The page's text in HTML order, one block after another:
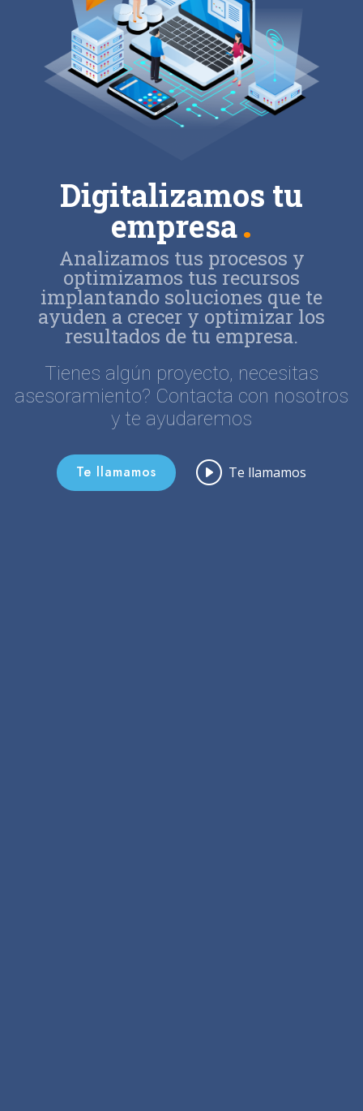
Digitalizamos tu
empresa
Analizamos tus procesos y
optimizamos tus recursos
implantando soluciones que te
ayuden a crecer y optimizar los
resultados de tu empresa.
Tienes algún proyecto, necesitas
asesoramiento? Contacta con nosotros
y te ayudaremos
Te llamamos Te llamamos